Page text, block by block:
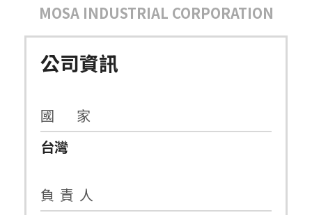
MOSA INDUSTRIAL CORPORATION
公司資訊
國 家
台灣
負 責 人